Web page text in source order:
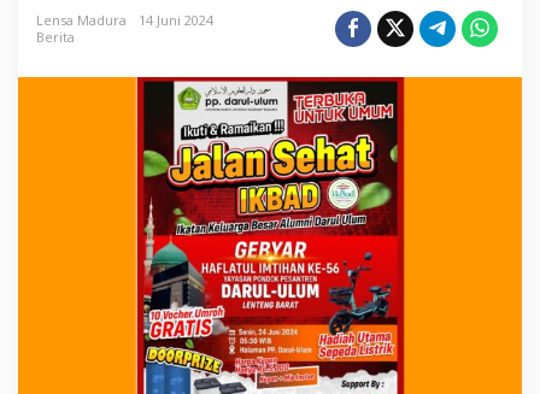
a
l
G
e
l
a
r
J
J
S
,
A
d
a
H
a
Lensa Madura
14 Juni 2024
Berita